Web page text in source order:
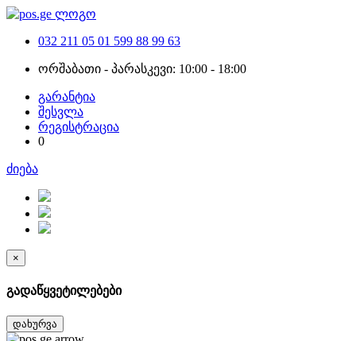
032 211 05 01 599 88 99 63
ორშაბათი - პარასკევი: 10:00 - 18:00
გარანტია
შესვლა
რეგისტრაცია
0
ძიება
×
გადაწყვეტილებები
დახურვა